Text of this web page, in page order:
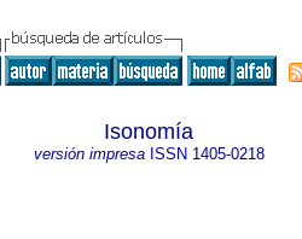
Isonomía
versión impresaISSN 1405-0218